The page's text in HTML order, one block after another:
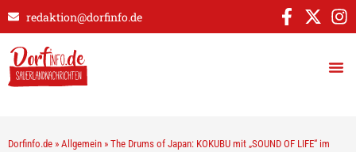
redaktion@dorfinfo.de
Dorfinfo.de » Allgemein » The Drums of Japan: KOKUBU mit „SOUND OF LIFE“ im